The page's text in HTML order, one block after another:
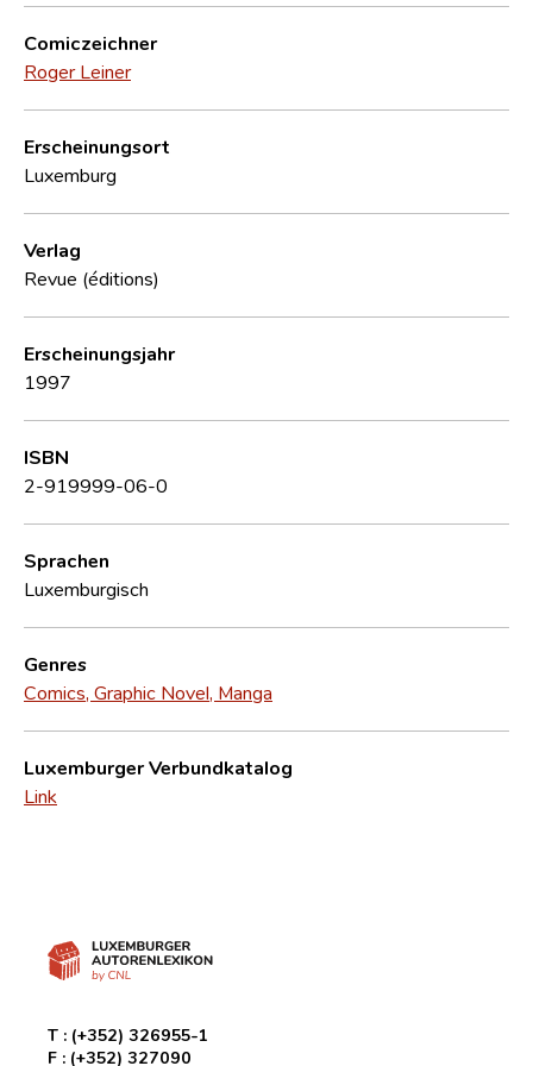
Comiczeichner
Roger Leiner
Erscheinungsort
Luxemburg
Verlag
Revue (éditions)
Erscheinungsjahr
1997
ISBN
2-919999-06-0
Sprachen
Luxemburgisch
Genres
Comics, Graphic Novel, Manga
Luxemburger Verbundkatalog
Link
T : (+352) 326955-1
F : (+352) 327090